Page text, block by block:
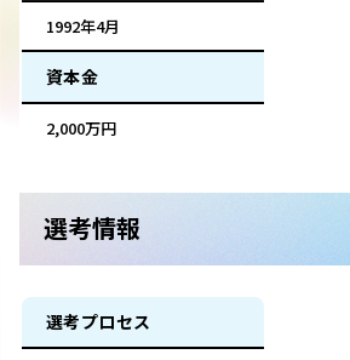
1992年4月
資本金
2,000万円
選考情報
選考プロセス